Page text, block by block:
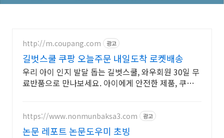
http://m.coupang.com 광고
길벗스쿨 쿠팡 오늘주문 내일도착 로켓배송
우리 아이 인지 발달 돕는 길벗스쿨, 와우회원 30일 무
료반품으로 만나보세요. 아이에게 안전한 제품, 쿠팡에
https://www.nonmunbaksa3.com 광고
논문 레포트 논문도우미 초빙